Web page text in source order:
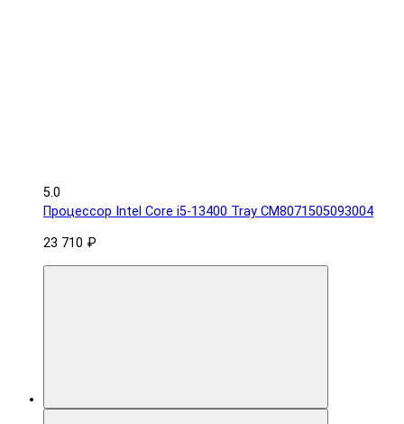
5.0
Процессор Intel Core i5-13400 Tray CM8071505093004
23 710 ₽